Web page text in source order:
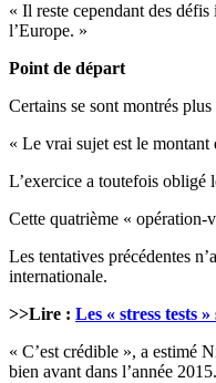
« Il reste cependant des
l’Europe. »
Point de départ
Certains se sont montrés
« Le vrai sujet est le montant
L’exercice a toutefois obligé
Cette quatrième « opération-
Les tentatives précédentes
internationale.
>>Lire : Les « stress tests
« C’est crédible », a estimé
bien avant dans l’année